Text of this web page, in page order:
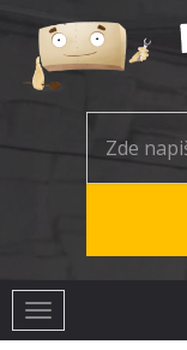
Toggle
navigation